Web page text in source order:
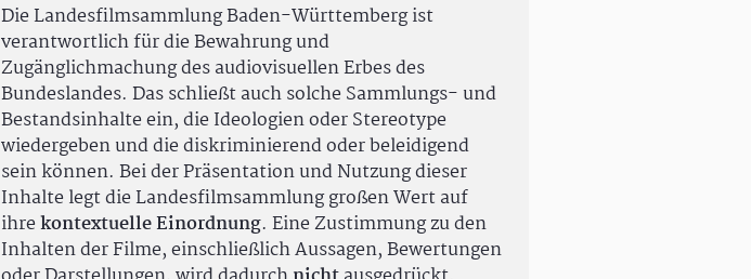
Die Landesfilmsammlung Baden-Württemberg ist
verantwortlich für die Bewahrung und
Zugänglichmachung des audiovisuellen Erbes des
Bundeslandes. Das schließt auch solche Sammlungs- und
Bestandsinhalte ein, die Ideologien oder Stereotype
wiedergeben und die diskriminierend oder beleidigend
sein können. Bei der Präsentation und Nutzung dieser
Inhalte legt die Landesfilmsammlung großen Wert auf
ihrekontextuelle Einordnung. Eine Zustimmung zu den
Inhalten der Filme, einschließlich Aussagen, Bewertungen